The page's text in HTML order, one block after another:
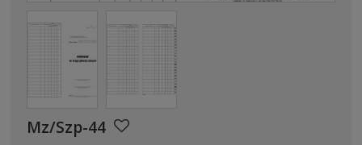
Mz/Szp-44